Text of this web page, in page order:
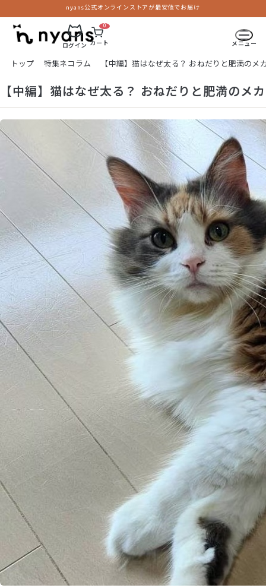
nyans公式オンラインストアが最安値でお届け
メニュー
ログイン
0
カート
トップ 特集ネコラム 【中編】猫はなぜ太る？ おねだりと肥満のメ
【中編】猫はなぜ太る？ おねだりと肥満のメ